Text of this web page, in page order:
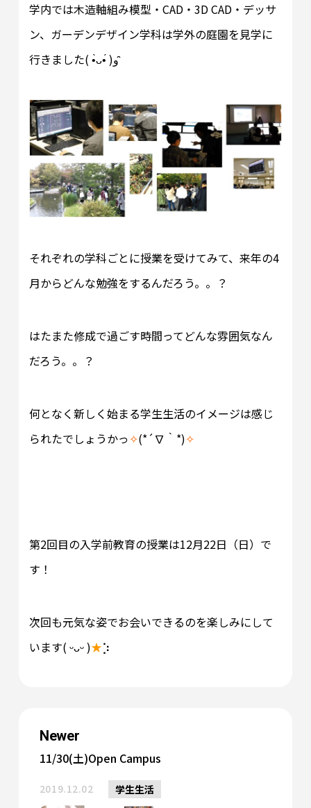
学内では木造軸組み模型・CAD・3D CAD・デッサ
ン、ガーデンデザイン学科は学外の庭園を見学に
行きました( •̀ᴗ•́ )و ̑̑
それぞれの学科ごとに授業を受けてみて、来年の4
月からどんな勉強をするんだろう。。？
はたまた修成で過ごす時間ってどんな雰囲気なん
だろう。。？
何となく新しく始まる学生生活のイメージは感じ
られたでしょうかっ✧(*´∇｀*)✧
第2回目の入学前教育の授業は12月22日（日）で
す！
次回も元気な姿でお会いできるのを楽しみにして
います( ᵕᴗᵕ )★⡱
Newer
11/30(土)Open Campus
2019.12.02 学生生活